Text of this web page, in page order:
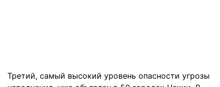
Третий, самый высокий уровень опасности угрозы